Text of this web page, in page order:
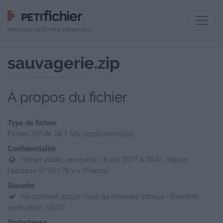
Hébergeur de fichiers indépendant
sauvagerie.zip
À propos du fichier
Type de fichier
Fichier ZIP de 18.1 Mo (application/zip)
Confidentialité
Fichier public, envoyé le 18 juin 2017 à 00:41, depuis
l'adresse IP 95.176.x.x (France)
Sécurité
Ne contient aucun Virus ou Malware connus - Dernière
vérification: 03/07